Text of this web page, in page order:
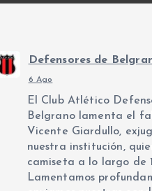
Defensores de
6 Ago
El Club Atlético
Belgrano lamenta el
Vicente Giardullo,
nuestra institución,
camiseta a lo largo de
Lamentamos